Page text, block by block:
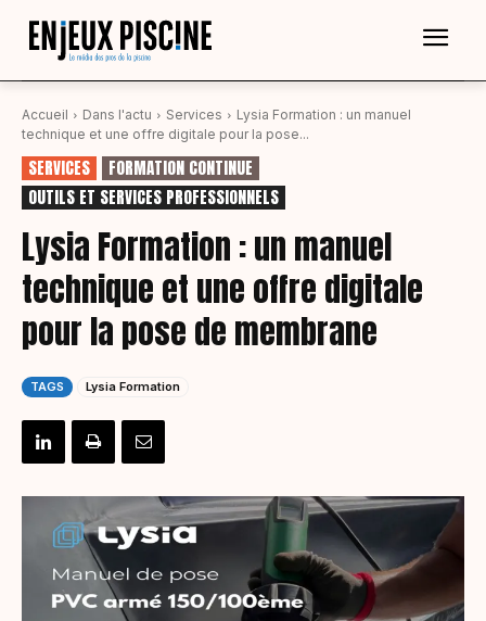
Accueil Dans l'actu Services
Lysia Formation : un manuel
technique et une offre digitale pour la pose...
SERVICES
FORMATION CONTINUE
OUTILS ET SERVICES PROFESSIONNELS
Lysia Formation : un manuel
technique et une offre digitale
pour la pose de membrane
TAGS Lysia Formation